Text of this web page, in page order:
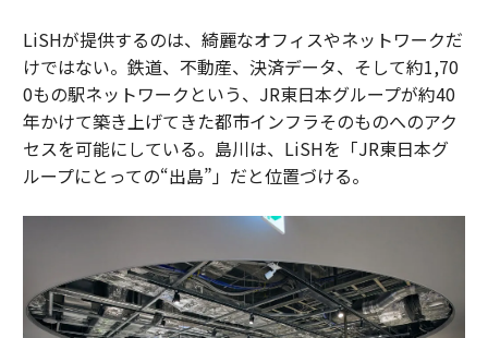
LiSHが提供するのは、綺麗なオフィスやネットワークだ
けではない。鉄道、不動産、決済データ、そして約1,70
0もの駅ネットワークという、JR東日本グループが約40
年かけて築き上げてきた都市インフラそのものへのアク
セスを可能にしている。島川は、LiSHを「JR東日本グ
ループにとっての“出島”」だと位置づける。